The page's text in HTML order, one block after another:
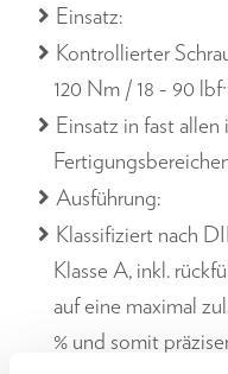
Einsatz:
Kontrollierter
120 Nm / 18 - 90
Einsatz in fast
Ausführung:
Klassifiziert nach
Klasse A, inkl.
auf eine maximal
% und somit